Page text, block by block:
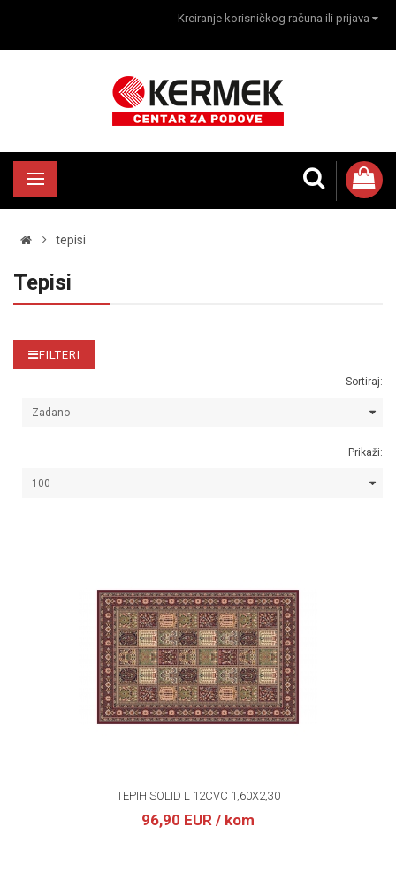
Kreiranje korisničkog računa ili prijava
tepisi
Tepisi
FILTERI
Sortiraj:
Prikaži:
TEPIH SOLID L 12CVC 1,60X2,30
96,90 EUR / kom